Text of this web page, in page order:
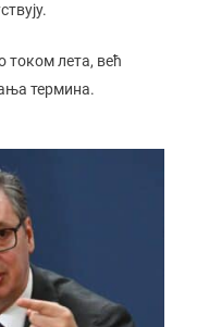
током лета, већ
термина.